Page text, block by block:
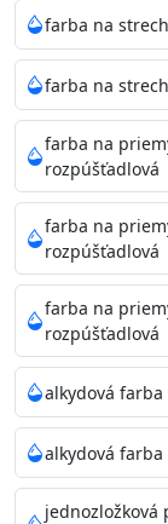
Neaplikujte pri
pri relatívnej
Nepoužitá farba
bezpečnú
Riedenie: do
Doba schnutia
Doba na druhý
Balenie : 750ml,
Výdatnosť na
Aplikácia:
Povrchová
Je možné
Merná
Čistenie: vodou
farba na
farba na
farba na
rozpúšťadlová
farba na
rozpúšťadlová
farba na
rozpúšťadlová
alkydová farba
alkydová farba
jednozložková